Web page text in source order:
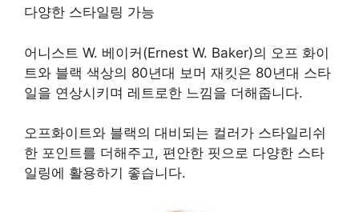
다양한 스타일링 가능
어니스트 W. 베이커(Ernest W. Baker)의 오프 화이
트와 블랙 색상의 80년대 보머 재킷은 80년대 스타
일을 연상시키며 레트로한 느낌을 더해줍니다.
오프화이트와 블랙의 대비되는 컬러가 스타일리쉬
한 포인트를 더해주고, 편안한 핏으로 다양한 스타
일링에 활용하기 좋습니다.